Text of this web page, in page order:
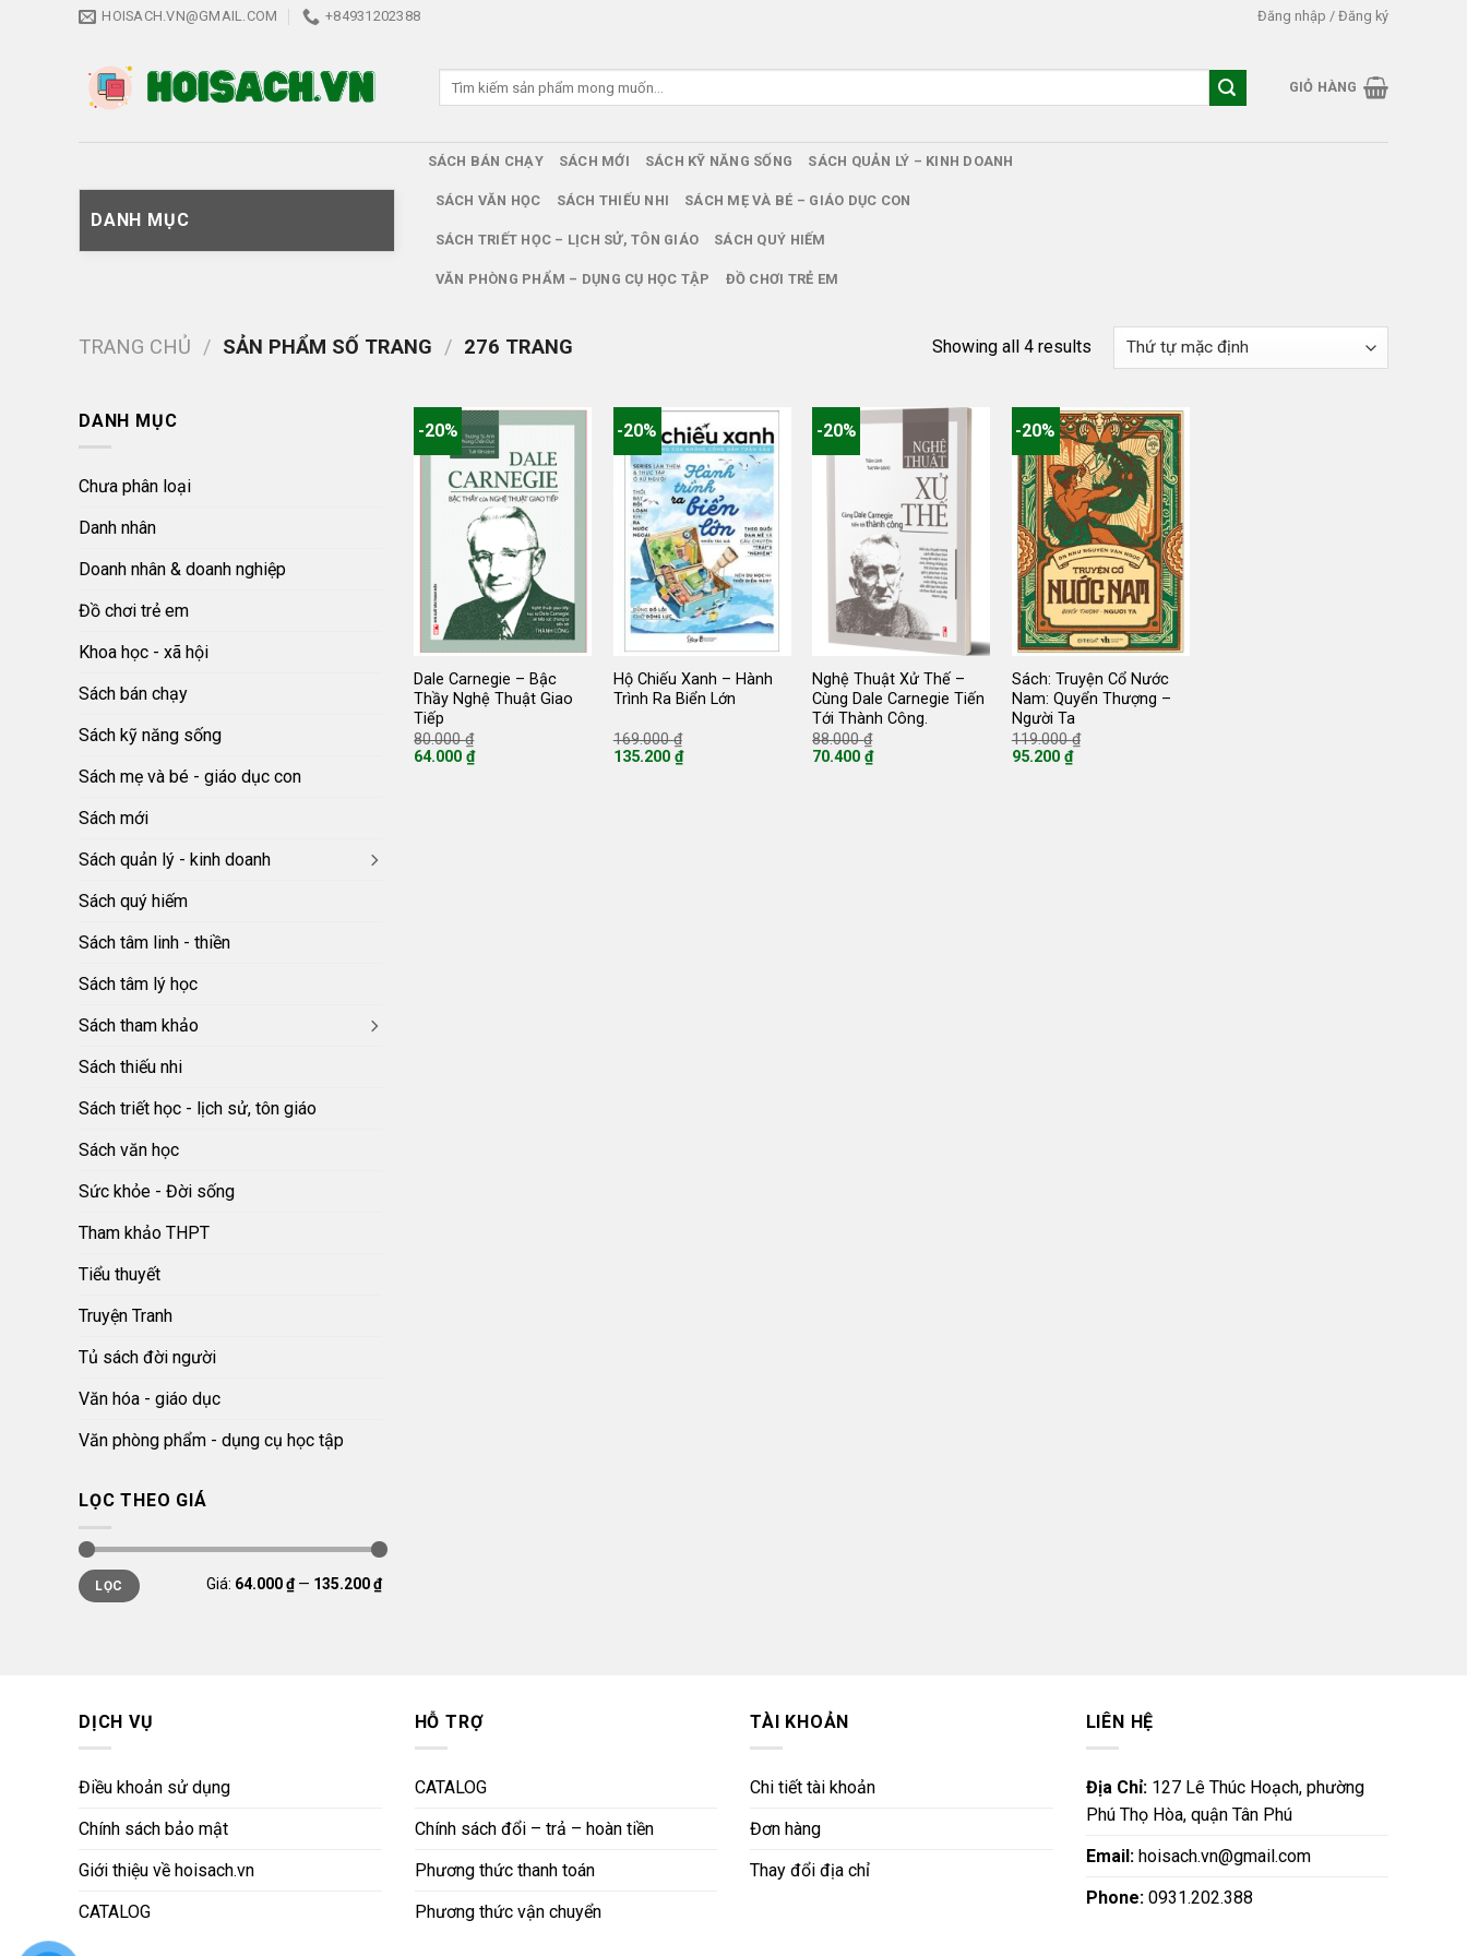
HOISACH.VN@GMAIL.COM +84931202388 Đăng nhập / Đăng ký
GIỎ HÀNG
DANH MỤC
SÁCH BÁN CHẠY SÁCH MỚI SÁCH KỸ NĂNG SỐNG SÁCH QUẢN LÝ – KINH DOANH
SÁCH VĂN HỌC SÁCH THIẾU NHI SÁCH MẸ VÀ BÉ – GIÁO DỤC CON
SÁCH TRIẾT HỌC – LỊCH SỬ, TÔN GIÁO SÁCH QUÝ HIẾM
VĂN PHÒNG PHẨM – DỤNG CỤ HỌC TẬP ĐỒ CHƠI TRẺ EM
TRANG CHỦ / SẢN PHẨM SỐ TRANG / 276 TRANG Showing all 4 results
DANH MỤC
Chưa phân loại
Danh nhân
Doanh nhân & doanh nghiệp
Đồ chơi trẻ em
Khoa học - xã hội
Sách bán chạy
Sách kỹ năng sống
Sách mẹ và bé - giáo dục con
Sách mới
Sách quản lý - kinh doanh
Sách quý hiếm
Sách tâm linh - thiền
Sách tâm lý học
Sách tham khảo
Sách thiếu nhi
Sách triết học - lịch sử, tôn giáo
Sách văn học
Sức khỏe - Đời sống
Tham khảo THPT
Tiểu thuyết
Truyện Tranh
Tủ sách đời người
Văn hóa - giáo dục
Văn phòng phẩm - dụng cụ học tập
LỌC THEO GIÁ
Giá
thấp
nhất
Giá
cao
nhất
LỌC Giá: 64.000 ₫— 135.200 ₫
-20%
Dale Carnegie – Bậc
Thầy Nghệ Thuật Giao
Tiếp
80.000₫
64.000₫
-20%
Hộ Chiếu Xanh – Hành
Trình Ra Biển Lớn
169.000₫
135.200 ₫
-20%
Nghệ Thuật Xử Thế –
Cùng Dale Carnegie Tiến
Tới Thành Công.
88.000₫
70.400₫
-20%
Sách: Truyện Cổ Nước
Nam: Quyển Thượng –
Người Ta
119.000₫
95.200 ₫
DỊCH VỤ
Điều khoản sử dụng
Chính sách bảo mật
Giới thiệu về hoisach.vn
CATALOG
HỖ TRỢ
CATALOG
Chính sách đổi – trả – hoàn tiền
Phương thức thanh toán
Phương thức vận chuyển
TÀI KHOẢN
Chi tiết tài khoản
Đơn hàng
Thay đổi địa chỉ
LIÊN HỆ
Địa Chỉ: 127 Lê Thúc Hoạch, phường
Phú Thọ Hòa, quận Tân Phú
Email: hoisach.vn@gmail.com
Phone: 0931.202.388